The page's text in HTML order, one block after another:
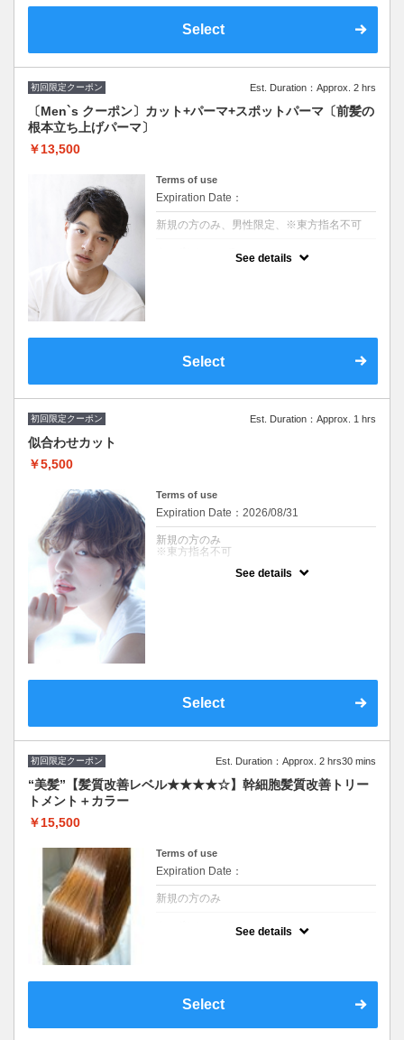
男性クーポン ￥10,450→￥8,800
で余裕を持ったご予約をお願い致します。
※東方指名不可
Select
初回限定クーポン Est. Duration：Approx. 2 hrs
〔Men`s クーポン〕カット+パーマ+スポットパーマ〔前髪の
根本立ち上げパーマ〕
￥13,500
Terms of use
Expiration Date：
新規の方のみ、男性限定、※東方指名不可
で余裕を持ったご予約をお願い致します。
※スパイラル不可
See details
Select
初回限定クーポン Est. Duration：Approx. 1 hrs
似合わせカット
￥5,500
Terms of use
Expiration Date：2026/08/31
新規の方のみ
※東方指名不可
See details
Select
初回限定クーポン Est. Duration：Approx. 2 hrs30 mins
“美髪”【髪質改善レベル★★★★☆】幹細胞髪質改善トリー
トメント＋カラー
￥15,500
Terms of use
Expiration Date：
新規の方のみ
See details
Select